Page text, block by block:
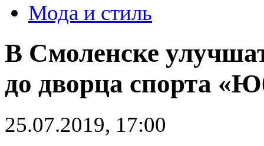
Мода и стиль
В Смоленске
до дворца спорта
25.07.2019, 17:00